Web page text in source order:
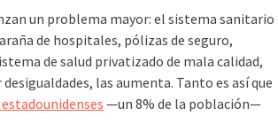
un problema mayor: el sistema sanitario
de hospitales, pólizas de seguro,
de salud privatizado de mala calidad,
las aumenta. Tanto es así que
—un 8% de la población—